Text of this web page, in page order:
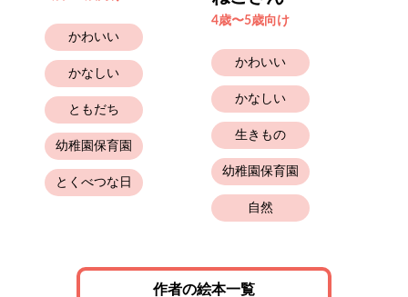
かわいい
かなしい
ともだち
幼稚園保育園
とくべつな日
4歳〜5歳向け
かわいい
かなしい
生きもの
幼稚園保育園
自然
作者の絵本一覧